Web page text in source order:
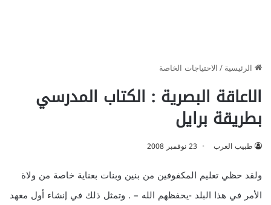
الرئيسية/الاحتياجات الخاصة
الاعاقة البصرية : الكتاب المدرسي
بطريقة برايل
طبيب العرب 23 نوفمبر 2008
ولقد حظي تعليم المكفوفين من بنين وبنات بعناية خاصة من ولاة
الأمر في هذا البلد -يحفظهم الله – . وتمثل ذلك في إنشاء أول معهد